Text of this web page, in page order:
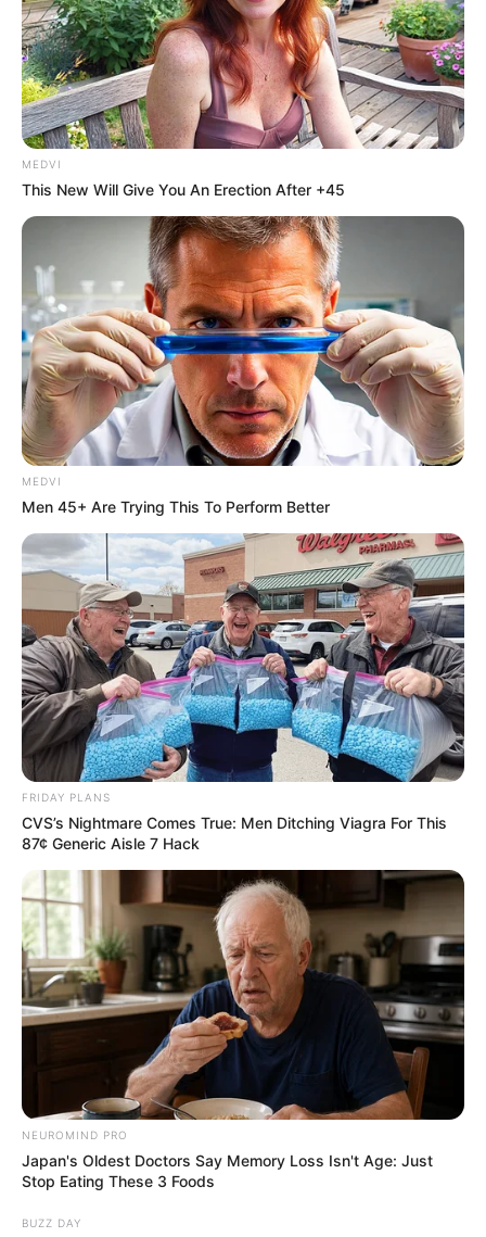
MEDVI
This New Will Give You An Erection After +45
MEDVI
Men 45+ Are Trying This To Perform Better
FRIDAY PLANS
CVS’s Nightmare Comes True: Men Ditching Viagra For This
87¢ Generic Aisle 7 Hack
NEUROMIND PRO
Japan's Oldest Doctors Say Memory Loss Isn't Age: Just
Stop Eating These 3 Foods
BUZZ DAY